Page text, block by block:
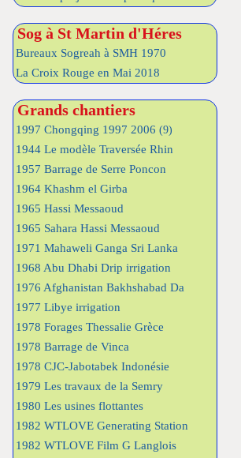
Sog à St Martin d'Héres
Bureaux Sogreah à SMH 1970
La Croix Rouge en Mai 2018
Grands chantiers
1997 Chongqing 1997 2006 (9)
1944 Le modèle Traversée Rhin
1957 Barrage de Serre Poncon
1964 Khashm el Girba
1965 Hassi Messaoud
1965 Sahara Hassi Messaoud
1971 Mahaweli Ganga Sri Lanka
1968 Abu Dhabi Drip irrigation
1976 Afghanistan Bakhshabad Da
1977 Libye irrigation
1978 Forages Thessalie Grèce
1978 Barrage de Vinca
1978 CJC-Jabotabek Indonésie
1979 Les travaux de la Semry
1980 Les usines flottantes
1982 WTLOVE Generating Station
1982 WTLOVE Film G Langlois